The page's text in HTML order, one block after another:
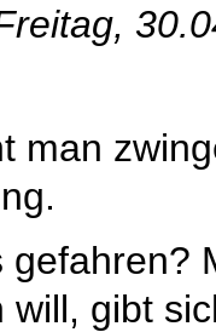
man
gefahren?
will, gibt